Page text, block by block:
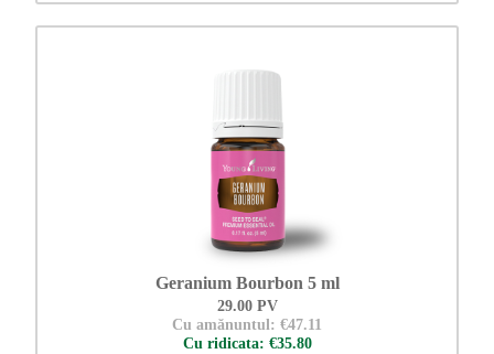
Geranium Bourbon 5 ml
29.00 PV
Cu amănuntul: €47.11
Cu ridicata: €35.80